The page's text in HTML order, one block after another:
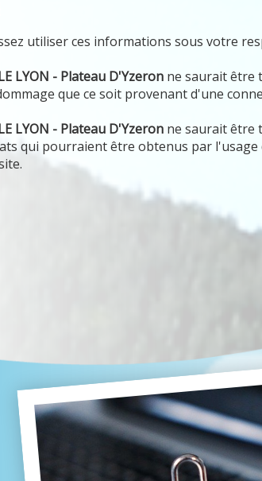
utiliser ces informations sous votre
LYON - Plateau D'Yzeron ne saurait être
que ce soit provenant d'une
LYON - Plateau D'Yzeron ne saurait être
qui pourraient être obtenus par